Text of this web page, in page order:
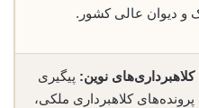
و دیوان عالی کشور.
کلاهبرداری‌های نوین: پیگیری
کلاهبرداری ملکی،